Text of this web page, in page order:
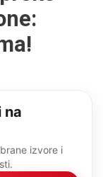
na
izvore i